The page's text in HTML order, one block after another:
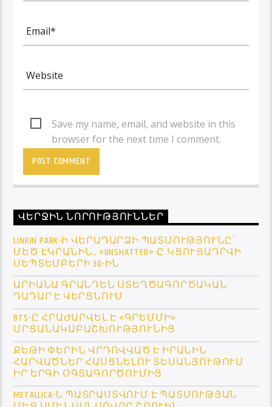
Save my name, email, and website in this
browser for the next time I comment.
ՎԵՐՋԻՆ ՆՈՐՈՒԹՅՈՒՆՆԵՐ
LINKIN PARK-Ի ՎԵՐԱԴԱՐՁԻ ՊԱՏՄՈՒԹՅՈՒՆԸ՝
ՄԵԾ ԷԿՐԱՆԻՆ․ «UNSHATTER»-Ը ԿՑՈՒՑԱԴՐՎԻ
ՍԵՊՏԵՄԲԵՐԻ 30-ԻՆ
ԱՐԻԱՆԱ ԳՐԱՆԴԵՆ ՍՏԵՂԾԱԳՈՐԾԱԿԱՆ
ԴԱԴԱՐ Է ՎԵՐՑՆՈՒՄ
BTS-Ը ՀՐԱԺԱՐՎԵԼ Է «ԳՐԵՄՄԻ»
ՄՐՑԱՆԱԿԱԲԱՇԽՈՒԹՅՈՒՆԻՑ
ՔԵԹԻ ՓԵՐԻՆ ՎՐԴՈՎՎԱԾ Է ԻՐԱՆԻՆ
ՀԱՐՎԱԾՆԵՐ ՀԱՍՑՆԵԼՈՒ ՏԵՍԱՆՅՈՒԹՈՒՄ
ԻՐ ԵՐԳԻ ՕԳՏԱԳՈՐԾՈՒՄԻՑ
METALLICA-Ն ՊԱՏՐԱՍՏՎՈՒՄ Է ՊԱՏՄՈՒԹՅԱՆ